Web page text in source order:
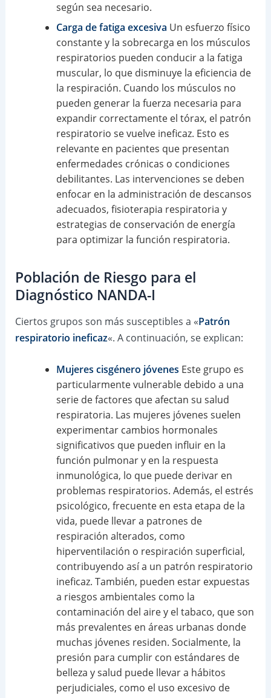
según sea necesario.
Carga de fatiga excesiva Un esfuerzo físico
constante y la sobrecarga en los músculos
respiratorios pueden conducir a la fatiga
muscular, lo que disminuye la eficiencia de
la respiración. Cuando los músculos no
pueden generar la fuerza necesaria para
expandir correctamente el tórax, el patrón
respiratorio se vuelve ineficaz. Esto es
relevante en pacientes que presentan
enfermedades crónicas o condiciones
debilitantes. Las intervenciones se deben
enfocar en la administración de descansos
adecuados, fisioterapia respiratoria y
estrategias de conservación de energía
para optimizar la función respiratoria.
Población de Riesgo para el
Diagnóstico NANDA-I
Ciertos grupos son más susceptibles a «Patrón
respiratorio ineficaz«. A continuación, se explican:
Mujeres cisgénero jóvenes Este grupo es
particularmente vulnerable debido a una
serie de factores que afectan su salud
respiratoria. Las mujeres jóvenes suelen
experimentar cambios hormonales
significativos que pueden influir en la
función pulmonar y en la respuesta
inmunológica, lo que puede derivar en
problemas respiratorios. Además, el estrés
psicológico, frecuente en esta etapa de la
vida, puede llevar a patrones de
respiración alterados, como
hiperventilación o respiración superficial,
contribuyendo así a un patrón respiratorio
ineficaz. También, pueden estar expuestas
a riesgos ambientales como la
contaminación del aire y el tabaco, que son
más prevalentes en áreas urbanas donde
muchas jóvenes residen. Socialmente, la
presión para cumplir con estándares de
belleza y salud puede llevar a hábitos
perjudiciales, como el uso excesivo de